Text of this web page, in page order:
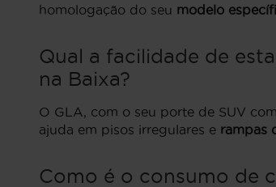
homologação do seu modelo
Qual a facilidade de
na Baixa?
O GLA, com o seu porte de SUV
ajuda em pisos irregulares e rampas
Como é o consumo de